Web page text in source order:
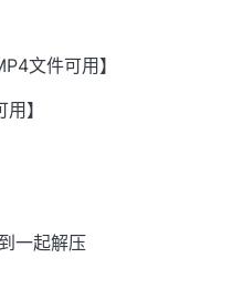
文件可用】
】
一起解压